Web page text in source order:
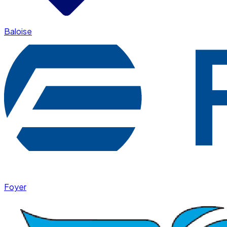
Baloise
Foyer